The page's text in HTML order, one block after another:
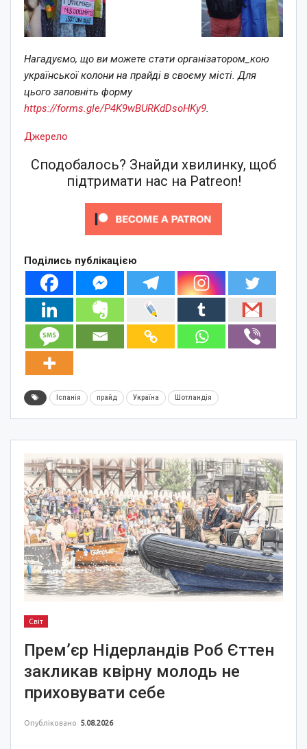
Нагадуємо, що ви можете стати організатором_кою
української колони на прайді в своєму місті. Для
цього заповніть форму
https://forms.gle/P4K9wBURKdDsoHKy9.
Джерело
Сподобалось? Знайди хвилинку, щоб
підтримати нас на Patreon!
Поділись публікацією
Іспанія прайд Україна Шотландія
Світ
Прем’єр Нідерландів Роб Єттен
закликав квірну молодь не
приховувати себе
Опубліковано 5.08.2026